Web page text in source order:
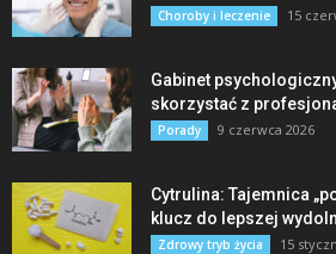
Choroby i leczenie 15
Gabinet
skorzystać z
Porady 9 czerwca 2026
Cytrulina: Tajemnica
klucz do lepszej
Zdrowy tryb życia 15